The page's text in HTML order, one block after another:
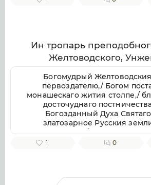
Ин тропарь
Желтоводского,
Богомудрый
первоздателю,/ Богом
монашескаго жития столпе,/
досточуднаго
Богозданный Духа
златозарное Русския
всесветлое,/ молим тя,
светозарною молитв твоих
1 0